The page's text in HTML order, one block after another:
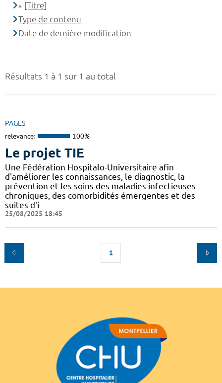
Résultats 1 à 1 sur 1 au total
PAGES
relevance: 100%
Le projet TIE
Une Fédération Hospitalo-Universitaire afin
d'améliorer les connaissances, le diagnostic, la
prévention et les soins des maladies infectieuses
chroniques, des comorbidités émergentes et des
suites d'i
25/08/2025 18:45
1
[Titre]
Type de contenu
Date de dernière modification